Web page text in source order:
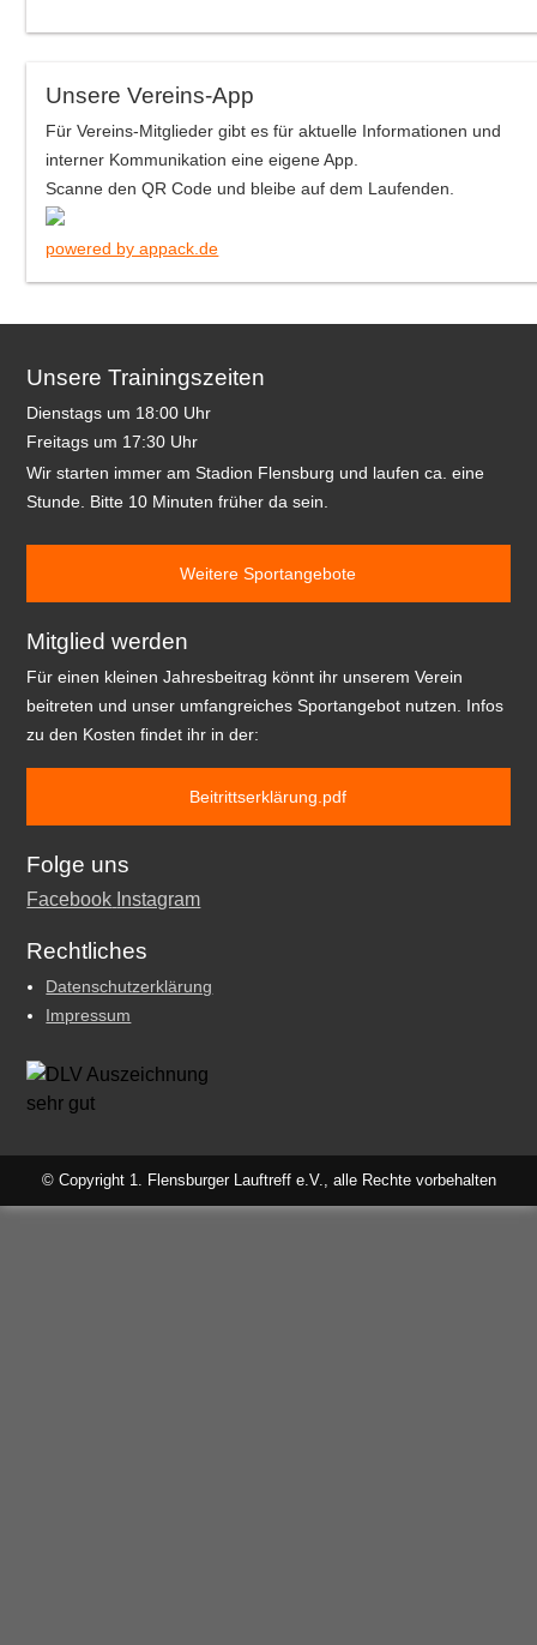
Unsere Vereins-App
Für Vereins-Mitglieder gibt es für aktuelle Informationen und
interner Kommunikation eine eigene App.
Scanne den QR Code und bleibe auf dem Laufenden.
powered by appack.de
Unsere Trainingszeiten
Dienstags um 18:00 Uhr
Freitags um 17:30 Uhr
Wir starten immer am Stadion Flensburg und laufen ca. eine
Stunde. Bitte 10 Minuten früher da sein.
Weitere Sportangebote
Mitglied werden
Für einen kleinen Jahresbeitrag könnt ihr unserem Verein
beitreten und unser umfangreiches Sportangebot nutzen. Infos
zu den Kosten findet ihr in der:
Beitrittserklärung.pdf
Folge uns
Facebook Instagram
Rechtliches
Datenschutzerklärung
Impressum
© Copyright 1. Flensburger Lauftreff e.V., alle Rechte vorbehalten